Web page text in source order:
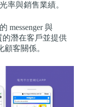
率與銷售業績。
messenger 與
的潛在客戶並提供
客關係。